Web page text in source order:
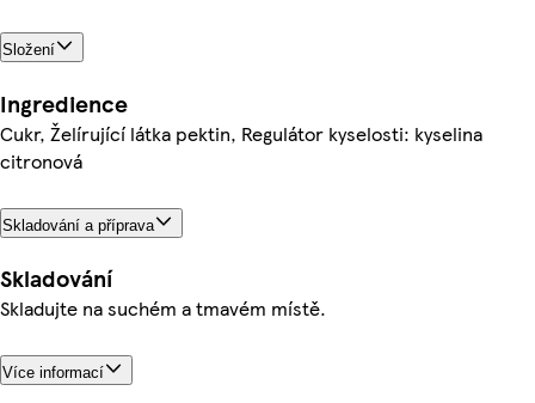
Složení
Ingredience
Cukr, Želírující látka pektin, Regulátor kyselosti: kyselina
citronová
Skladování a příprava
Skladování
Skladujte na suchém a tmavém místě.
Více informací